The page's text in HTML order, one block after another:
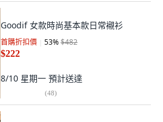
Goodif 女款時尚基本款日常襯衫
首購折扣價 53%$482
$222
8/10 星期一 預計送達
(48)